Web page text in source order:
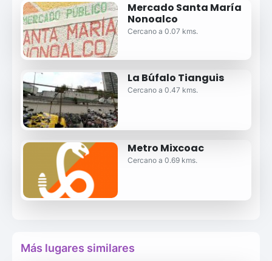
Mercado Santa María
Nonoalco
Cercano a 0.07 kms.
La Búfalo Tianguis
Cercano a 0.47 kms.
Metro Mixcoac
Cercano a 0.69 kms.
Más lugares similares